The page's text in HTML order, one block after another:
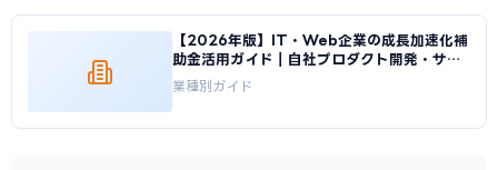
【2026年版】IT・Web企業の成長加速化補
助金活用ガイド｜自社プロダクト開発・サー
バ基盤整備の申請方法｜成長加速化補助金ナ
ビ
業種別ガイド